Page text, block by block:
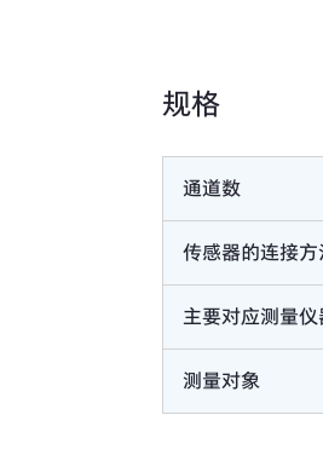
规格
通道数
传感器的连接方
主要对应测量仪
测量对象